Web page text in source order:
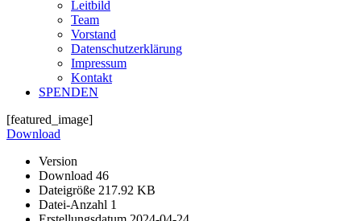
Leitbild
Team
Vorstand
Datenschutzerklärung
Impressum
Kontakt
SPENDEN
[featured_image]
Download
Version
Download 46
Dateigröße 217.92 KB
Datei-Anzahl 1